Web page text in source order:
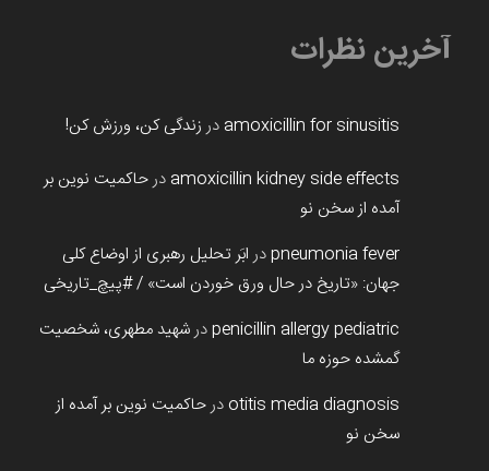
آخرین نظرات
amoxicillin for sinusitis در زندگی کن، ورزش کن!
amoxicillin kidney side effects درحاکمیت نوین بر
آمده از سخن نو
pneumonia feverدر ابَر تحلیل رهبری از اوضاع کلی
جهان: «تاریخ در حال ورق خوردن است» / #پیچ_تاریخی
penicillin allergy pediatricدرشهید مطهری، شخصیت
گمشده حوزه ما
otitis media diagnosisدرحاکمیت نوین بر آمده از
سخن نو